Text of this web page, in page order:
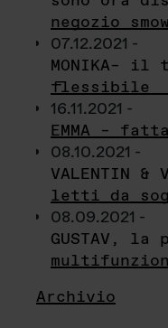
negozio
07.12.2021 -
MONIKA– il
flessibile
16.11.2021 -
EMMA –
08.10.2021 -
VALENTIN &
letti da
08.09.2021 -
GUSTAV, la
Archivio